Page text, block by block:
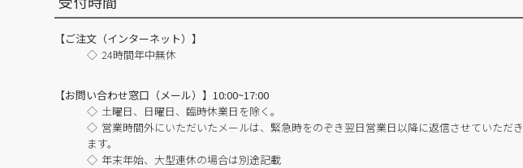
【ご注文（インターネット）】
24時間年中無休
【お問い合わせ窓口（メール）】10:00~17:00
土曜日、日曜日、臨時休業日を除く。
営業時間外にいただいたメールは、緊急時をのぞき翌日営業日以降に返信させていただき
ます。
年末年始、大型連休の場合は別途記載